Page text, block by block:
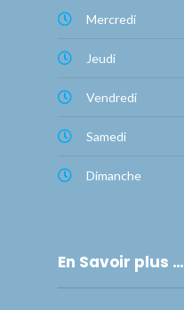
Mercredi
Jeudi
Vendredi
Samedi
Dimanche
En Savoir plus …